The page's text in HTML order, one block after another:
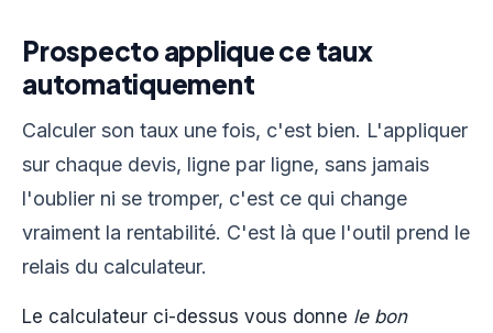
Prospecto applique ce taux
automatiquement
Calculer son taux une fois, c'est bien. L'appliquer
sur chaque devis, ligne par ligne, sans jamais
l'oublier ni se tromper, c'est ce qui change
vraiment la rentabilité. C'est là que l'outil prend le
relais du calculateur.
Le calculateur ci-dessus vous donne le bon